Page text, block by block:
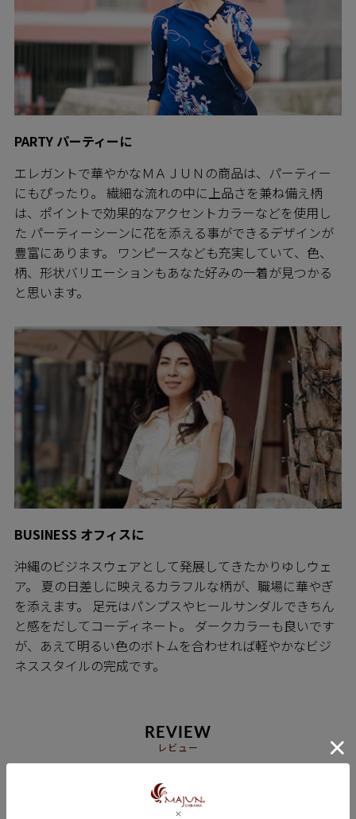
PARTY パーティーに
エレガントで華やかなＭＡＪＵＮの商品は、パーティー
にもぴったり。 繊細な流れの中に上品さを兼ね備え柄
は、ポイントで効果的なアクセントカラーなどを使用し
た パーティーシーンに花を添える事ができるデザインが
豊富にあります。 ワンピースなども充実していて、色、
柄、形状バリエーションもあなた好みの一着が見つかる
と思います。
BUSINESS オフィスに
沖縄のビジネスウェアとして発展してきたかりゆしウェ
ア。 夏の日差しに映えるカラフルな柄が、職場に華やぎ
を添えます。 足元はパンプスやヒールサンダルできちん
と感をだしてコーディネート。 ダークカラーも良いです
が、あえて明るい色のボトムを合わせれば軽やかなビジ
ネススタイルの完成です。
REVIEW
レビュー
非公開